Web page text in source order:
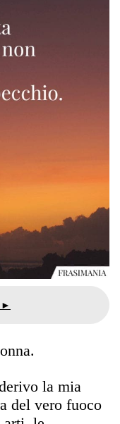
la mia
del vero fuoco